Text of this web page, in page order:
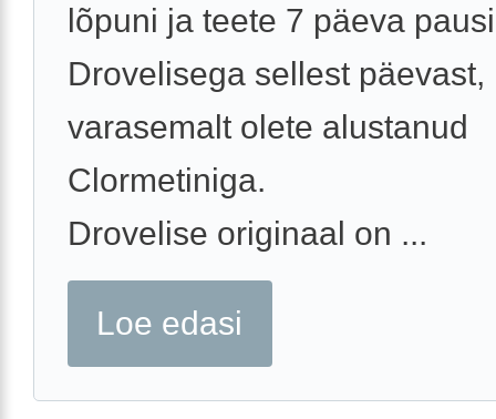
lõpuni ja teete 7 päeva
Drovelisega sellest päevast,
varasemalt olete alustanud
Clormetiniga.
Drovelise originaal on ...
Loe edasi